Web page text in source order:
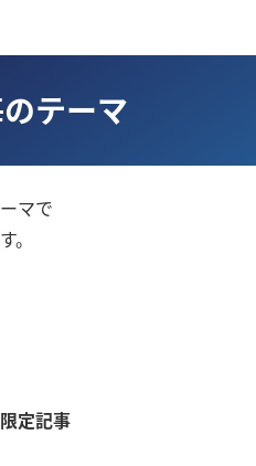
テーマ
マで
。
定記事